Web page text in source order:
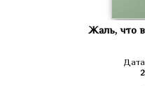
Жаль, что